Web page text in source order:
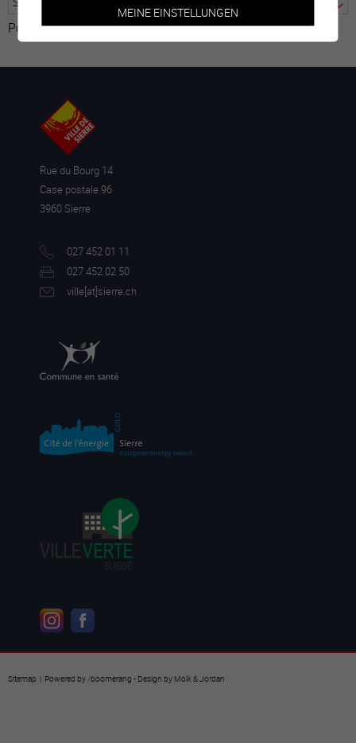
Powered by Google Übersetzer
Rue du Bourg 14
Case postale 96
3960 Sierre
027 452 01 11
027 452 02 50
ville[at]sierre.ch
Sitemap | Powered by/boomerang - Design by Molk & Jordan
MEINE EINSTELLUNGEN